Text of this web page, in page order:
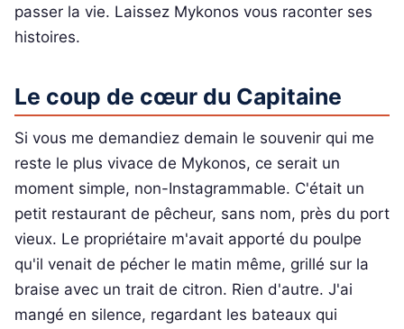
passer la vie. Laissez Mykonos vous raconter ses
histoires.
Le coup de cœur du Capitaine
Si vous me demandiez demain le souvenir qui me
reste le plus vivace de Mykonos, ce serait un
moment simple, non-Instagrammable. C'était un
petit restaurant de pêcheur, sans nom, près du port
vieux. Le propriétaire m'avait apporté du poulpe
qu'il venait de pécher le matin même, grillé sur la
braise avec un trait de citron. Rien d'autre. J'ai
mangé en silence, regardant les bateaux qui